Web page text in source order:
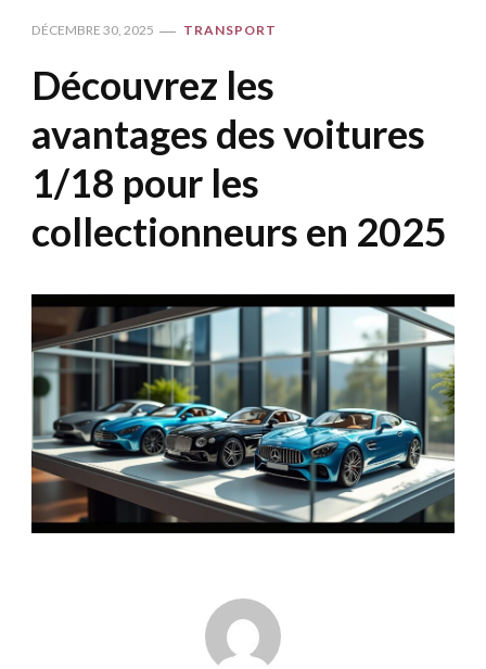
DÉCEMBRE 30, 2025 TRANSPORT
Découvrez les
avantages des voitures
1/18 pour les
collectionneurs en 2025